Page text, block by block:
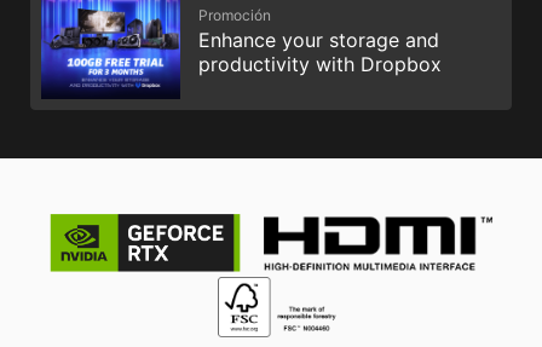
Promoción
Enhance your storage and
productivity with Dropbox